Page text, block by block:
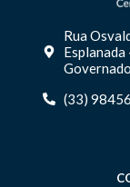
Rua
(33)